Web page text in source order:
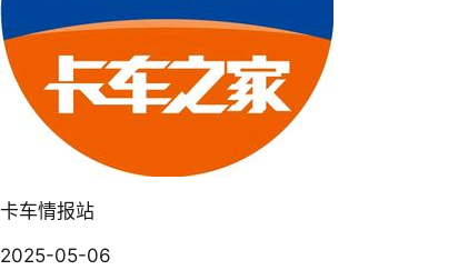
卡车情报站
2025-05-06